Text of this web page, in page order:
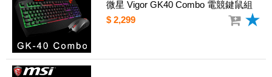
微星 Vigor GK40 Combo 電競鍵鼠組
$ 2,299